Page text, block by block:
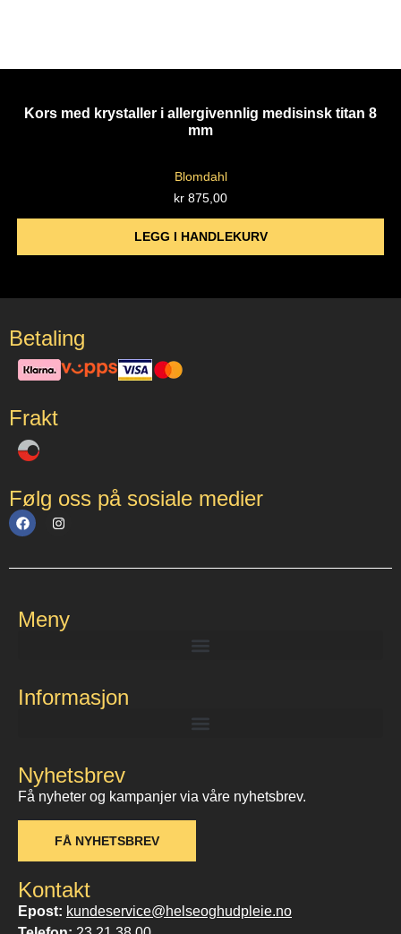
Kors med krystaller i allergivennlig medisinsk titan 8
mm
Blomdahl
kr 875,00
LEGG I HANDLEKURV
Betaling
Frakt
Følg oss på sosiale medier
Meny
Informasjon
Nyhetsbrev
Få nyheter og kampanjer via våre nyhetsbrev.
FÅ NYHETSBREV
Kontakt
Epost: kundeservice@helseoghudpleie.no